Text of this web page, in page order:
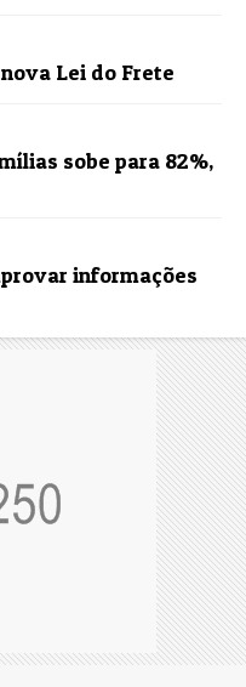
Lei do Frete
sobe para 82%,
informações